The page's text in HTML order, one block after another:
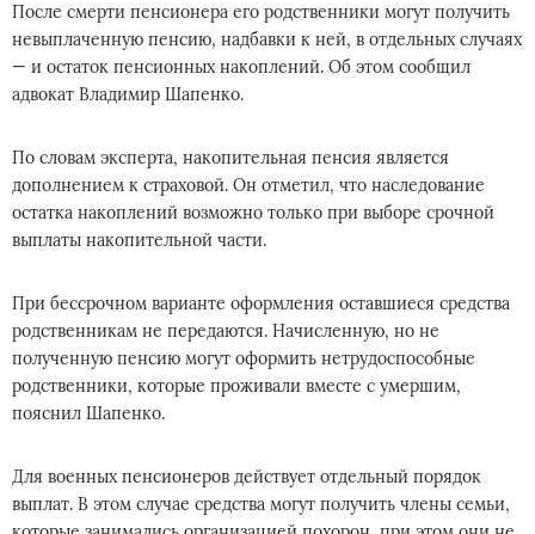
После смерти пенсионера его родственники могут получить
невыплаченную пенсию, надбавки к ней, в отдельных случаях
— и остаток пенсионных накоплений. Об этом сообщил
адвокат Владимир Шапенко.
По словам эксперта, накопительная пенсия является
дополнением к страховой. Он отметил, что наследование
остатка накоплений возможно только при выборе срочной
выплаты накопительной части.
При бессрочном варианте оформления оставшиеся средства
родственникам не передаются. Начисленную, но не
полученную пенсию могут оформить нетрудоспособные
родственники, которые проживали вместе с умершим,
пояснил Шапенко.
Для военных пенсионеров действует отдельный порядок
выплат. В этом случае средства могут получить члены семьи,